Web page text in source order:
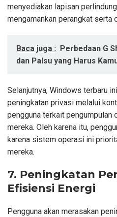
menyediakan lapisan
mengamankan perangkat serta
Baca juga : Perbedaan G
dan Palsu yang Harus
Selanjutnya, Windows terbaru
peningkatan privasi melalui
pengguna terkait pengumpulan
mereka. Oleh karena itu,
karena sistem operasi ini
mereka.
7. Peningkatan
Efisiensi Energi
Pengguna akan merasakan